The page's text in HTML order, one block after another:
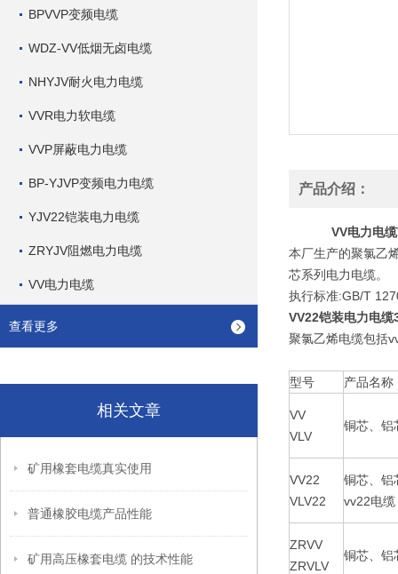
BPVVP变频电缆
WDZ-VV低烟无卤电缆
NHYJV耐火电力电缆
VVR电力软电缆
VVP屏蔽电力电缆
BP-YJVP变频电力电缆
YJV22铠装电力电缆
ZRYJV阻燃电力电缆
VV电力电缆
查看更多
相关文章
矿用橡套电缆真实使用
普通橡胶电缆产品性能
矿用高压橡套电缆 的技术性能
产品介绍：
VV电力电
本厂生产的聚氯乙
芯系列电力电缆。
执行标准:GB/T
VV22铠装电力电
聚氯乙烯电缆包括
型号 产品名称
VV
VLV
铜芯、铝
VV22
VLV22
铜芯、铝
vv22电缆
ZRVV
ZRVLV
铜芯、铝